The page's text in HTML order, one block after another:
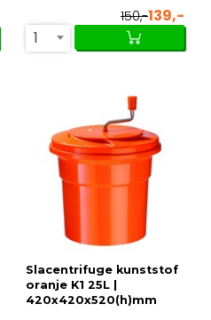
150,-139,-
1
Slacentrifuge kunststof
oranje K1 25L |
420x420x520(h)mm